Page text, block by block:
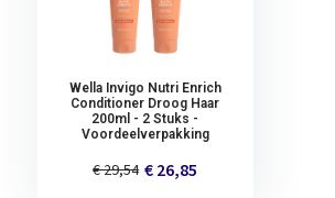
Wella Invigo Nutri Enrich
Conditioner Droog Haar
200ml - 2 Stuks -
Voordeelverpakking
€ 29,54 € 26,85